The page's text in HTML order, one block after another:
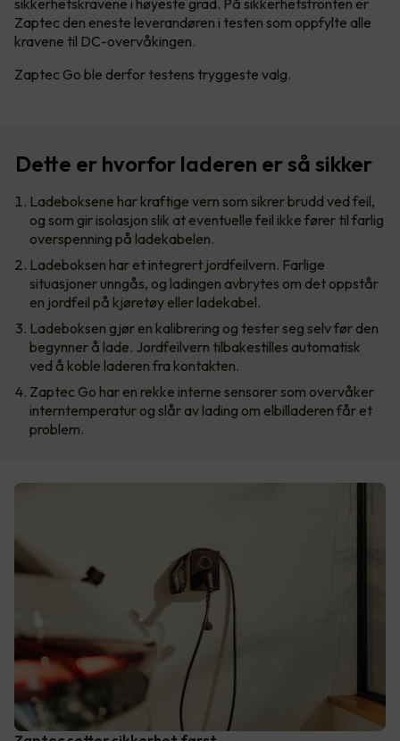
sikkerhetskravene i høyeste grad. På sikkerhetsfronten er
Zaptec den eneste leverandøren i testen som oppfylte alle
kravene til DC-overvåkingen.
Zaptec Go ble derfor testens tryggeste valg.
Dette er hvorfor laderen er så sikker
Ladeboksene har kraftige vern som sikrer brudd ved feil,
og som gir isolasjon slik at eventuelle feil ikke fører til farlig
overspenning på ladekabelen.
Ladeboksen har et integrert jordfeilvern. Farlige
situasjoner unngås, og ladingen avbrytes om det oppstår
en jordfeil på kjøretøy eller ladekabel.
Ladeboksen gjør en kalibrering og tester seg selv før den
begynner å lade. Jordfeilvern tilbakestilles automatisk
ved å koble laderen fra kontakten.
Zaptec Go har en rekke interne sensorer som overvåker
interntemperatur og slår av lading om elbilladeren får et
problem.